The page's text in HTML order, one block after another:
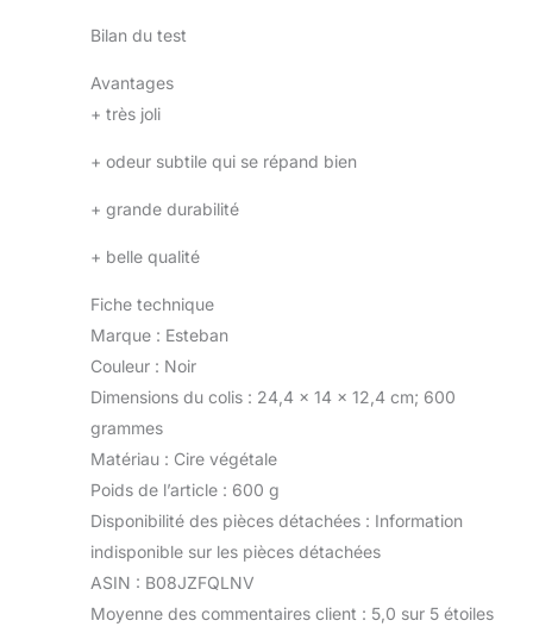
Bilan du test
Avantages
+ très joli
+ odeur subtile qui se répand bien
+ grande durabilité
+ belle qualité
Fiche technique
Marque : Esteban
Couleur : Noir
Dimensions du colis : 24,4 x 14 x 12,4 cm; 600
grammes
Matériau : Cire végétale
Poids de l’article : 600 g
Disponibilité des pièces détachées : Information
indisponible sur les pièces détachées
ASIN : B08JZFQLNV
Moyenne des commentaires client : 5,0 sur 5 étoiles